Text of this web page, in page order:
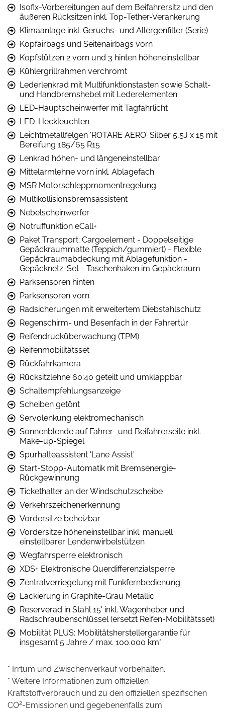
Isofix-Vorbereitungen auf dem Beifahrersitz und den
äußeren Rücksitzen inkl. Top-Tether-Verankerung
Klimaanlage inkl. Geruchs- und Allergenfilter (Serie)
Kopfairbags und Seitenairbags vorn
Kopfstützen 2 vorn und 3 hinten höheneinstellbar
Kühlergrillrahmen verchromt
Lederlenkrad mit Multifunktionstasten sowie Schalt-
und Handbremshebel mit Lederelementen
LED-Hauptscheinwerfer mit Tagfahrlicht
LED-Heckleuchten
Leichtmetallfelgen 'ROTARE AERO' Silber 5,5J x 15 mit
Bereifung 185/65 R15
Lenkrad höhen- und längeneinstellbar
Mittelarmlehne vorn inkl. Ablagefach
MSR Motorschleppmomentregelung
Multikollisionsbremsassistent
Nebelscheinwerfer
Notruffunktion eCall+
Paket Transport: Cargoelement - Doppelseitige
Gepäckraummatte (Teppich/gummiert) - Flexible
Gepäckraumabdeckung mit Ablagefunktion -
Gepäcknetz-Set - Taschenhaken im Gepäckraum
Parksensoren hinten
Parksensoren vorn
Radsicherungen mit erweitertem Diebstahlschutz
Regenschirm- und Besenfach in der Fahrertür
Reifendrucküberwachung (TPM)
Reifenmobilitätsset
Rückfahrkamera
Rücksitzlehne 60:40 geteilt und umklappbar
Schaltempfehlungsanzeige
Scheiben getönt
Servolenkung elektromechanisch
Sonnenblende auf Fahrer- und Beifahrerseite inkl.
Make-up-Spiegel
Spurhalteassistent 'Lane Assist'
Start-Stopp-Automatik mit Bremsenergie-
Rückgewinnung
Tickethalter an der Windschutzscheibe
Verkehrszeichenerkennung
Vordersitze beheizbar
Vordersitze höheneinstellbar inkl. manuell
einstellbarer Lendenwirbelstützen
Wegfahrsperre elektronisch
XDS+ Elektronische Querdifferenzialsperre
Zentralverriegelung mit Funkfernbedienung
Lackierung in Graphite-Grau Metallic
Reserverad in Stahl 15' inkl. Wagenheber und
Radschraubenschlüssel (ersetzt Reifen-Mobilitätsset)
Mobilität PLUS: Mobilitätsherstellergarantie für
insgesamt 5 Jahre / max. 100.000 km"
* Irrtum und Zwischenverkauf vorbehalten.
* Weitere Informationen zum offiziellen
Kraftstoffverbrauch und zu den offiziellen spezifischen
CO2-Emissionen und gegebenenfalls zum